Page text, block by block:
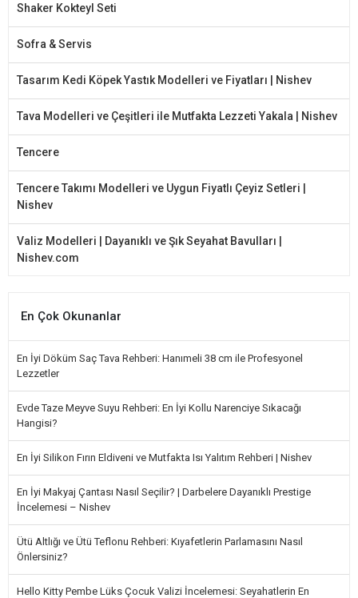
Shaker Kokteyl Seti
Sofra & Servis
Tasarım Kedi Köpek Yastık Modelleri ve Fiyatları | Nishev
Tava Modelleri ve Çeşitleri ile Mutfakta Lezzeti Yakala | Nishev
Tencere
Tencere Takımı Modelleri ve Uygun Fiyatlı Çeyiz Setleri |
Nishev
Valiz Modelleri | Dayanıklı ve Şık Seyahat Bavulları |
Nishev.com
En Çok Okunanlar
En İyi Döküm Saç Tava Rehberi: Hanımeli 38 cm ile Profesyonel
Lezzetler
Evde Taze Meyve Suyu Rehberi: En İyi Kollu Narenciye Sıkacağı
Hangisi?
En İyi Silikon Fırın Eldiveni ve Mutfakta Isı Yalıtım Rehberi | Nishev
En İyi Makyaj Çantası Nasıl Seçilir? | Darbelere Dayanıklı Prestige
İncelemesi – Nishev
Ütü Altlığı ve Ütü Teflonu Rehberi: Kıyafetlerin Parlamasını Nasıl
Önlersiniz?
Hello Kitty Pembe Lüks Çocuk Valizi İncelemesi: Seyahatlerin En